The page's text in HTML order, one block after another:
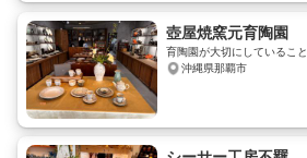
壺屋焼窯元育陶園
育陶園が大切にしていること
沖縄県那覇市